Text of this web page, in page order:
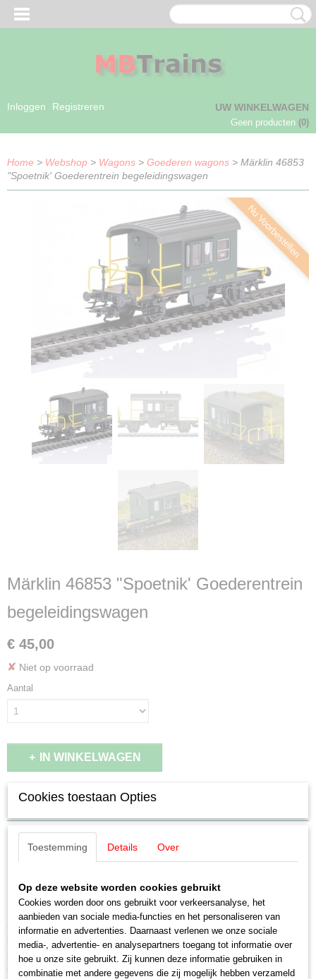
Inloggen Registreren UW WINKELWAGEN
Geen producten (0)
Home > Webshop > Wagons > Goederen wagons > Märklin 46853
"Spoetnik' Goederentrein begeleidingswagen
Nu Voorbestellen
Märklin 46853 "Spoetnik' Goederentrein
begeleidingswagen
€ 45,00
✘ Niet op voorraad
Aantal
IN WINKELWAGEN
Specificaties
46853
Schaal
Staat
Nieuw
Omschrijving
Goederentrein begeleidingswagen
LET OP: Kies bij betalen voor de optie: Betalen bij afhalen
Een aanbetaling is NIET nodig!
Betalen en afhalen of opsturen geschied binnen 30 dagen na
uitlevering door Märklin.
Cookies toestaan Opties
Toestemming Details Over
Op deze website worden cookies gebruikt
Cookies worden door ons gebruikt voor verkeersanalyse, het
aanbieden van sociale media-functies en het personaliseren van
informatie en advertenties. Daarnaast verlenen we onze sociale
media-, advertentie- en analysepartners toegang tot informatie over
hoe u onze site gebruikt. Zij kunnen deze informatie gebruiken in
combinatie met andere gegevens die zij mogelijk hebben verzameld